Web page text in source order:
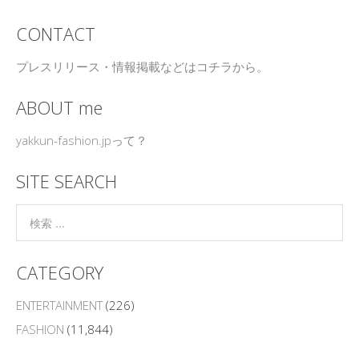
CONTACT
プレスリリース・情報掲載などはコチラから。
ABOUT me
yakkun-fashion.jpって？
SITE SEARCH
CATEGORY
ENTERTAINMENT(226)
FASHION (11,844)